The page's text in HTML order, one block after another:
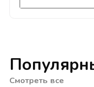
Смотреть все